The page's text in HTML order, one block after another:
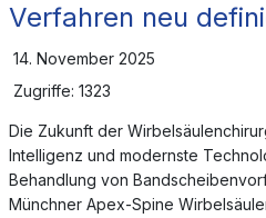
Verfahren neu
14. November 2025
Zugriffe: 1323
Die Zukunft der
Intelligenz und modernste
Behandlung von
Münchner Apex-Spine